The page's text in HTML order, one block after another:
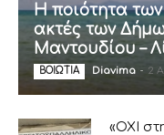
Η ποιότητα
ακτές των
Μαντουδίου –
ΒΟΙΩΤΙΑ Diavima - 2
«ΟΧΙ